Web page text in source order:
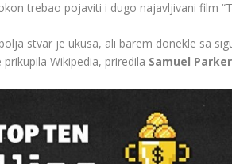
trebao pojaviti i dugo najavljivani film
stvar je ukusa, ali barem donekle sa
Wikipedia, priredila Samuel Parker